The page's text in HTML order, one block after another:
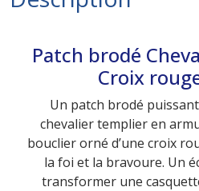
Patch brodé
Croix
Un patch brodé
chevalier templier en
bouclier orné d’une croix
la foi et la bravoure. Un
transformer une